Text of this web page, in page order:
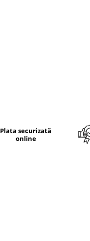
Plata securizată
online